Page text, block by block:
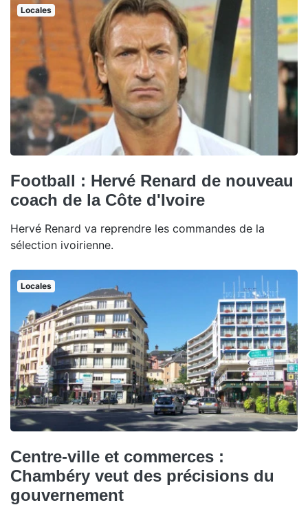
Locales
Football : Hervé Renard de nouveau
coach de la Côte d'Ivoire
Hervé Renard va reprendre les commandes de la
sélection ivoirienne.
Locales
Centre-ville et commerces :
Chambéry veut des précisions du
gouvernement